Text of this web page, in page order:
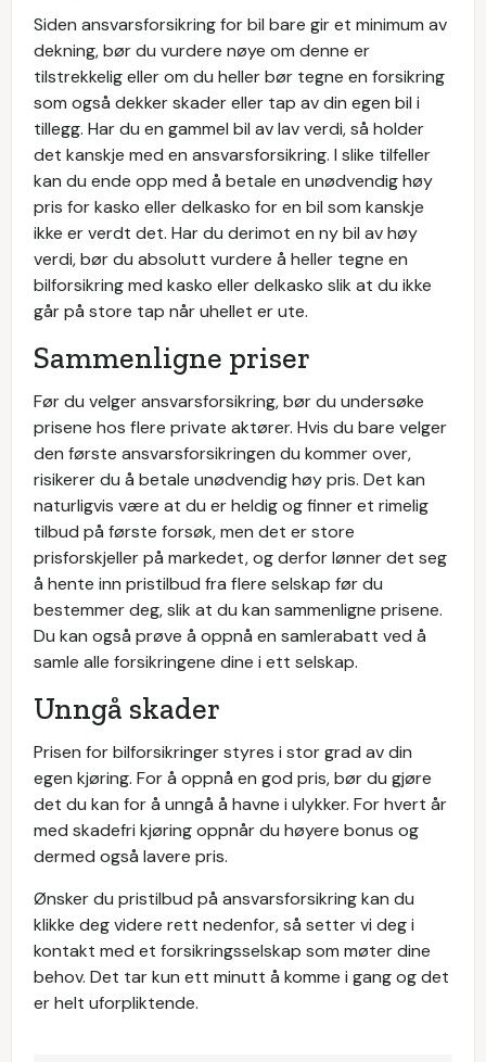
Siden ansvarsforsikring for bil bare gir et minimum av
dekning, bør du vurdere nøye om denne er
tilstrekkelig eller om du heller bør tegne en forsikring
som også dekker skader eller tap av din egen bil i
tillegg. Har du en gammel bil av lav verdi, så holder
det kanskje med en ansvarsforsikring. I slike tilfeller
kan du ende opp med å betale en unødvendig høy
pris for kasko eller delkasko for en bil som kanskje
ikke er verdt det. Har du derimot en ny bil av høy
verdi, bør du absolutt vurdere å heller tegne en
bilforsikring med kasko eller delkasko slik at du ikke
går på store tap når uhellet er ute.
Sammenligne priser
Før du velger ansvarsforsikring, bør du undersøke
prisene hos flere private aktører. Hvis du bare velger
den første ansvarsforsikringen du kommer over,
risikerer du å betale unødvendig høy pris. Det kan
naturligvis være at du er heldig og finner et rimelig
tilbud på første forsøk, men det er store
prisforskjeller på markedet, og derfor lønner det seg
å hente inn pristilbud fra flere selskap før du
bestemmer deg, slik at du kan sammenligne prisene.
Du kan også prøve å oppnå en samlerabatt ved å
samle alle forsikringene dine i ett selskap.
Unngå skader
Prisen for bilforsikringer styres i stor grad av din
egen kjøring. For å oppnå en god pris, bør du gjøre
det du kan for å unngå å havne i ulykker. For hvert år
med skadefri kjøring oppnår du høyere bonus og
dermed også lavere pris.
Ønsker du pristilbud på ansvarsforsikring kan du
klikke deg videre rett nedenfor, så setter vi deg i
kontakt med et forsikringsselskap som møter dine
behov. Det tar kun ett minutt å komme i gang og det
er helt uforpliktende.